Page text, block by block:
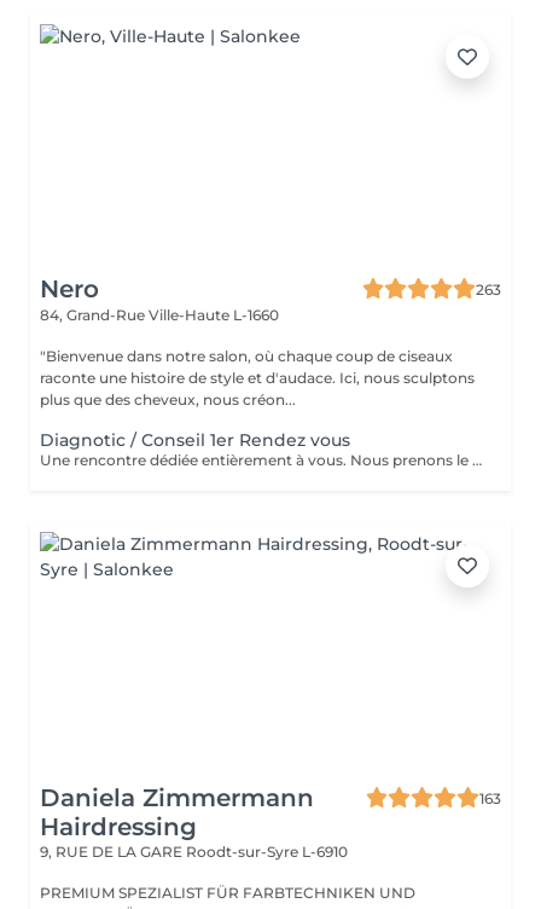
Nero
263
84, Grand-Rue Ville-Haute L-1660
"Bienvenue dans notre salon, où chaque coup de ciseaux
raconte une histoire de style et d'audace. Ici, nous sculptons
plus que des cheveux, nous créon...
Diagnotic / Conseil 1er Rendez vous
Une rencontre dédiée entièrement à vous. Nous prenons le temps d'analyser votre chevelure, de comprendre vos habitudes et d'échanger sur vos envies pour définir ensemble la routine et le style qui vous correspondent vraiment. Un moment privilégié pour poser les bases d'un suivi sur mesure.
Daniela Zimmermann
Hairdressing
163
9, RUE DE LA GARE Roodt-sur-Syre L-6910
PREMIUM SPEZIALIST FÜR FARBTECHNIKEN UND